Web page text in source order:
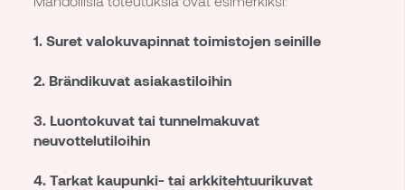
1. Suret valokuvapinnat toimistojen seinille
2. Brändikuvat asiakastiloihin
3. Luontokuvat tai tunnelmakuvat
neuvottelutiloihin
4. Tarkat kaupunki- tai arkkitehtuurikuvat